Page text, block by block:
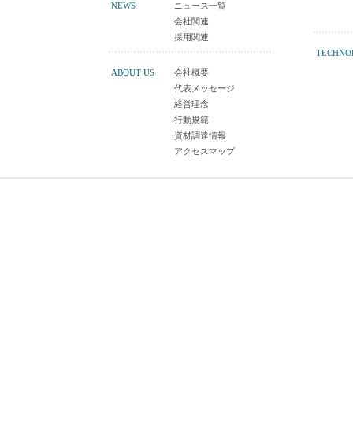
NEWS
ニュース一覧
会社関連
採用関連
ABOUT US
会社概要
代表メッセージ
経営理念
行動規範
資材調達情報
アクセスマップ